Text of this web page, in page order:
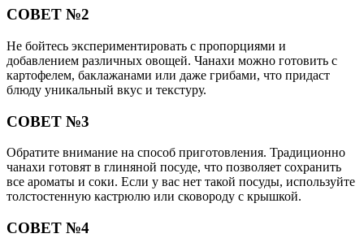
СОВЕТ №2
Не бойтесь экспериментировать с пропорциями и
добавлением различных овощей. Чанахи можно готовить с
картофелем, баклажанами или даже грибами, что придаст
блюду уникальный вкус и текстуру.
СОВЕТ №3
Обратите внимание на способ приготовления. Традиционно
чанахи готовят в глиняной посуде, что позволяет сохранить
все ароматы и соки. Если у вас нет такой посуды, используйте
толстостенную кастрюлю или сковороду с крышкой.
СОВЕТ №4